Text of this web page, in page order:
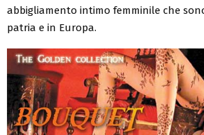
abbigliamento intimo femminile che
patria e in Europa.